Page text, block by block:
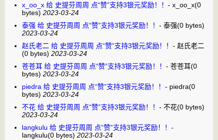
x_oo_x 给 史提芬周周 点“赞”支持3银元奖励！！ - x_oo_x(0
bytes) 2023-03-24
泰强 给 史提芬周周 点“赞”支持3银元奖励！！ - 泰强(0 bytes)
2023-03-24
赵氏老二 给 史提芬周周 点“赞”支持3银元奖励！！ - 赵氏老二
(0 bytes) 2023-03-24
苍苍耳 给 史提芬周周 点“赞”支持3银元奖励！！ - 苍苍耳(0
bytes) 2023-03-24
piedra 给 史提芬周周 点“赞”支持3银元奖励！！ - piedra(0
bytes) 2023-03-24
不花 给 史提芬周周 点“赞”支持3银元奖励！！ - 不花(0 bytes)
2023-03-24
langkulu 给 史提芬周周 点“赞”支持3银元奖励！！ -
langkulu(0 bytes) 2023-03-24